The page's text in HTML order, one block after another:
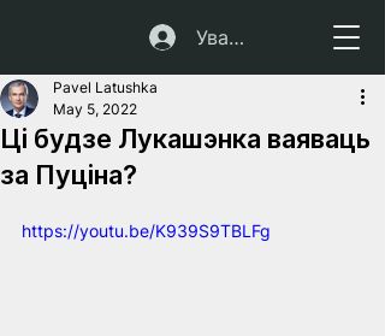
Увайсці
Ці будзе Лукашэнка ваяваць
за Пуціна?
Pavel Latushka
May 5, 2022
https://youtu.be/K939S9TBLFg